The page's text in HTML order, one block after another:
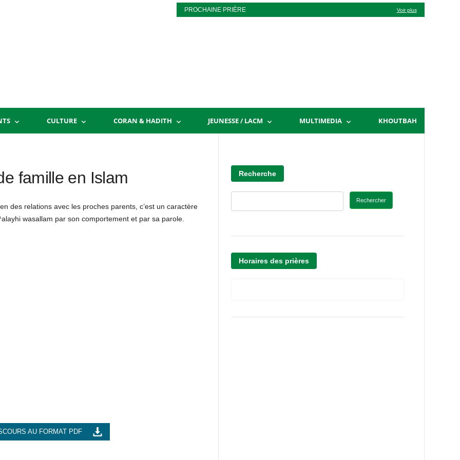
PROCHAINE PRIÈRE Voir plus
CULTURE CORAN & HADITH JEUNESSE / LACM MULTIMEDIA KHOUTBAH
famille en Islam
des relations avec les proches parents, c’est un caractère
wasallam par son comportement et par sa parole.
AU FORMAT PDF
Recherche
Rechercher
Horaires des prières